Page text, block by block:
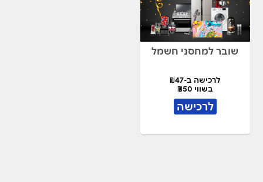
שובר למחסני חשמל
לרכישה ב-₪47
בשווי ₪50
לרכישה